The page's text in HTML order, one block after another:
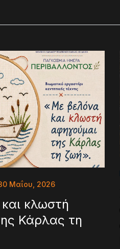
Μαΐου, 2026
κλωστή
Κάρλας τη